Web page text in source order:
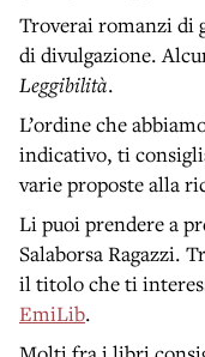
Troverai romanzi di
di divulgazione.
Leggibilità.
L’ordine che
indicativo, ti
varie proposte alla
Li puoi prendere a
Salaborsa Ragazzi.
il titolo che ti
EmiLib.